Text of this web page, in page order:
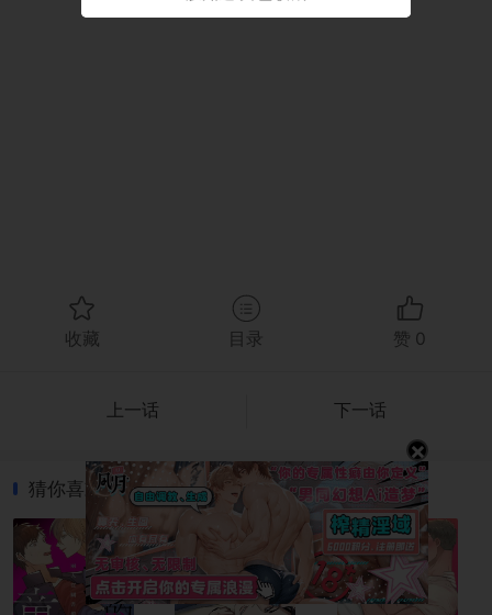
收藏 目录 赞 0
上一话 下一话
猜你喜欢
×